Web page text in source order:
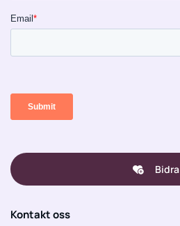
Bidra
Kontakt oss